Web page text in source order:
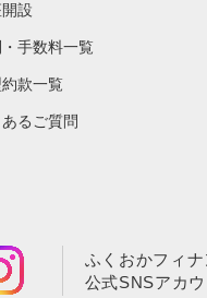
設
手数料一覧
款一覧
るご質問
ふくおかフィ
公式SNSアカウ